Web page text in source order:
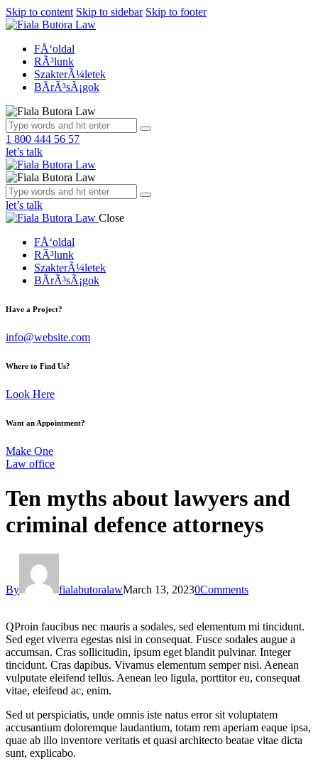
Skip to content Skip to sidebar Skip to footer
FÅ‘oldal
RÃ³lunk
SzakterÃ¼letek
BÃ­rÃ³sÃ¡gok
1 800 444 56 57
let’s talk
let’s talk
Close
FÅ‘oldal
RÃ³lunk
SzakterÃ¼letek
BÃ­rÃ³sÃ¡gok
Have a Project?
info@website.com
Where to Find Us?
Look Here
Want an Appointment?
Make One
Law office
Ten myths about lawyers and
criminal defence attorneys
By fialabutoralawMarch 13, 20230Comments
QProin faucibus nec mauris a sodales, sed elementum mi tincidunt.
Sed eget viverra egestas nisi in consequat. Fusce sodales augue a
accumsan. Cras sollicitudin, ipsum eget blandit pulvinar. Integer
tincidunt. Cras dapibus. Vivamus elementum semper nisi. Aenean
vulputate eleifend tellus. Aenean leo ligula, porttitor eu, consequat
vitae, eleifend ac, enim.
Sed ut perspiciatis, unde omnis iste natus error sit voluptatem
accusantium doloremque laudantium, totam rem aperiam eaque ipsa,
quae ab illo inventore veritatis et quasi architecto beatae vitae dicta
sunt, explicabo.